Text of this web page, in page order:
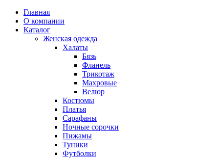
Главная
О компании
Каталог
Женская одежда
Халаты
Бязь
Фланель
Трикотаж
Махровые
Велюр
Костюмы
Платья
Сарафаны
Ночные сорочки
Пижамы
Туники
Футболки